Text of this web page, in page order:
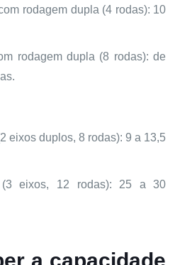
rodagem dupla (4 rodas): 10
rodagem dupla (8 rodas): de
eixos duplos, 8 rodas): 9 a 13,5
(3 eixos, 12 rodas): 25 a 30